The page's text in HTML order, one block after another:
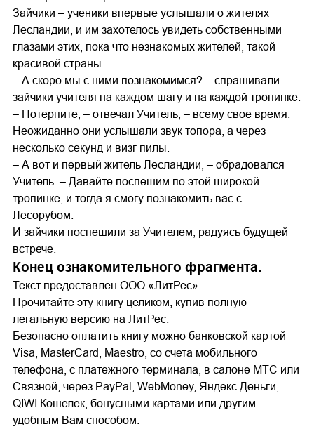
Зайчики – ученики впервые услышали о жителях
Лесландии, и им захотелось увидеть собственными
глазами этих, пока что незнакомых жителей, такой
красивой страны.
– А скоро мы с ними познакомимся? – спрашивали
зайчики учителя на каждом шагу и на каждой тропинке.
– Потерпите, – отвечал Учитель, – всему свое время.
Неожиданно они услышали звук топора, а через
несколько секунд и визг пилы.
– А вот и первый житель Лесландии, – обрадовался
Учитель. – Давайте поспешим по этой широкой
тропинке, и тогда я смогу познакомить вас с
Лесорубом.
И зайчики поспешили за Учителем, радуясь будущей
встрече.
Конец ознакомительного фрагмента.
Текст предоставлен ООО «ЛитРес».
Прочитайте эту книгу целиком, купив полную
легальную версию на ЛитРес.
Безопасно оплатить книгу можно банковской картой
Visa, MasterCard, Maestro, со счета мобильного
телефона, с платежного терминала, в салоне МТС или
Связной, через PayPal, WebMoney, Яндекс.Деньги,
QIWI Кошелек, бонусными картами или другим
удобным Вам способом.